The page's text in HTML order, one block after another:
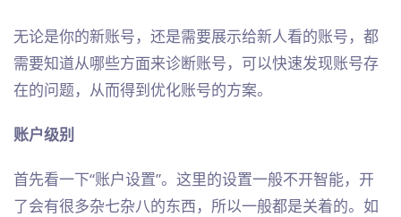
无论是你的新账号，还是需要展示给新人看的账号，都
需要知道从哪些方面来诊断账号，可以快速发现账号存
在的问题，从而得到优化账号的方案。
账户级别
首先看一下“账户设置”。这里的设置一般不开智能，开
了会有很多杂七杂八的东西，所以一般都是关着的。如